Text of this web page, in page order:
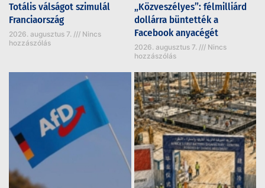
Totális válságot szimulál
Franciaország
2026. augusztus 7.
Nincs
hozzászólás
„Közveszélyes”: félmilliárd
dollárra büntették a
Facebook anyacégét
2026. augusztus 7.
Nincs
hozzászólás